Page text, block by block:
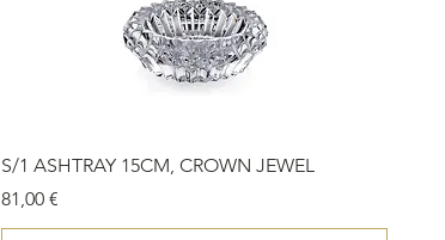
S/1 ASHTRAY 15CM, CROWN JEWEL
Price
81,00 €